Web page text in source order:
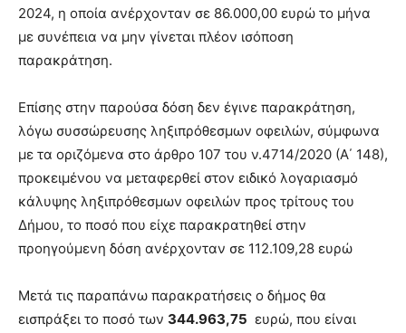
2024, η οποία ανέρχονταν σε 86.000,00 ευρώ το μήνα
με συνέπεια να μην γίνεται πλέον ισόποση
παρακράτηση.
Επίσης στην παρούσα δόση δεν έγινε παρακράτηση,
λόγω συσσώρευσης ληξιπρόθεσμων οφειλών, σύμφωνα
με τα οριζόμενα στο άρθρο 107 του ν.4714/2020 (Α΄ 148),
προκειμένου να μεταφερθεί στον ειδικό λογαριασμό
κάλυψης ληξιπρόθεσμων οφειλών προς τρίτους του
Δήμου, το ποσό που είχε παρακρατηθεί στην
προηγούμενη δόση ανέρχονταν σε 112.109,28 ευρώ
Μετά τις παραπάνω παρακρατήσεις ο δήμος θα
εισπράξει το ποσό των 344.963,75 ευρώ, που είναι